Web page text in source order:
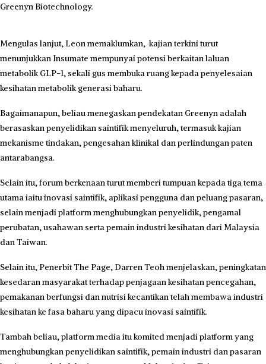
Greenyn Biotechnology.
Mengulas lanjut, Leon memaklumkan, kajian terkini turut
menunjukkan Insumate mempunyai potensi berkaitan laluan
metabolik GLP-1, sekali gus membuka ruang kepada penyelesaian
kesihatan metabolik generasi baharu.
Bagaimanapun, beliau menegaskan pendekatan Greenyn adalah
berasaskan penyelidikan saintifik menyeluruh, termasuk kajian
mekanisme tindakan, pengesahan klinikal dan perlindungan paten
antarabangsa.
Selain itu, forum berkenaan turut memberi tumpuan kepada tiga tema
utama iaitu inovasi saintifik, aplikasi pengguna dan peluang pasaran,
selain menjadi platform menghubungkan penyelidik, pengamal
perubatan, usahawan serta pemain industri kesihatan dari Malaysia
dan Taiwan.
Selain itu, Penerbit The Page, Darren Teoh menjelaskan, peningkatan
kesedaran masyarakat terhadap penjagaan kesihatan pencegahan,
pemakanan berfungsi dan nutrisi kecantikan telah membawa industri
kesihatan ke fasa baharu yang dipacu inovasi saintifik.
Tambah beliau, platform media itu komited menjadi platform yang
menghubungkan penyelidikan saintifik, pemain industri dan pasaran